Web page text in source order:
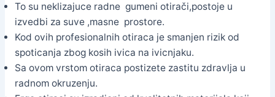
To su neklizajuce radne gumeni otirači,postoje u
izvedbi za suve ,masne prostore.
Kod ovih profesionalnih otiraca je smanjen rizik od
spoticanja zbog kosih ivica na ivicnjaku.
Sa ovom vrstom otiraca postizete zastitu zdravlja u
radnom okruzenju.